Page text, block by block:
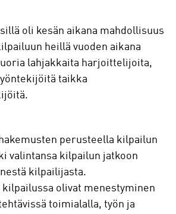
oli kesän aikana mahdollisuus
heillä vuoden aikana
lahjakkaita harjoittelijoita,
taikka
perusteella kilpailun
valintansa kilpailun jatkoon
kilpailijasta.
olivat menestyminen
toimialalla, työn ja